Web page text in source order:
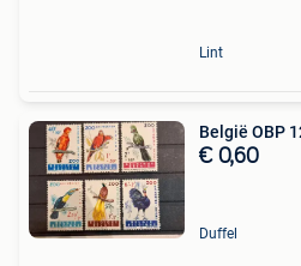
Lint
België OBP
€ 0,60
Duffel